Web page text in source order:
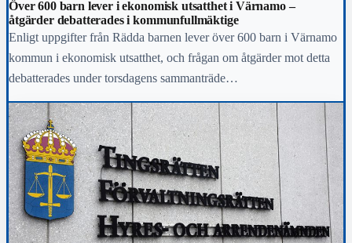
Över 600 barn lever i ekonomisk utsatthet i Värnamo –
åtgärder debatterades i kommunfullmäktige
Enligt uppgifter från Rädda barnen lever över 600 barn i Värnamo
kommun i ekonomisk utsatthet, och frågan om åtgärder mot detta
debatterades under torsdagens sammanträde…